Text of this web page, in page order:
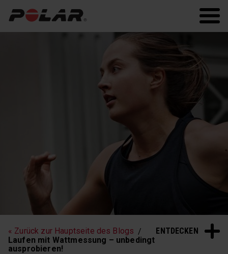
Polar Flow
ENTDECKEN
Schlaf und Erholung
« Zurück zur Hauptseite des Blogs
Laufen mit Wattmessung – unbedingt
ausprobieren!